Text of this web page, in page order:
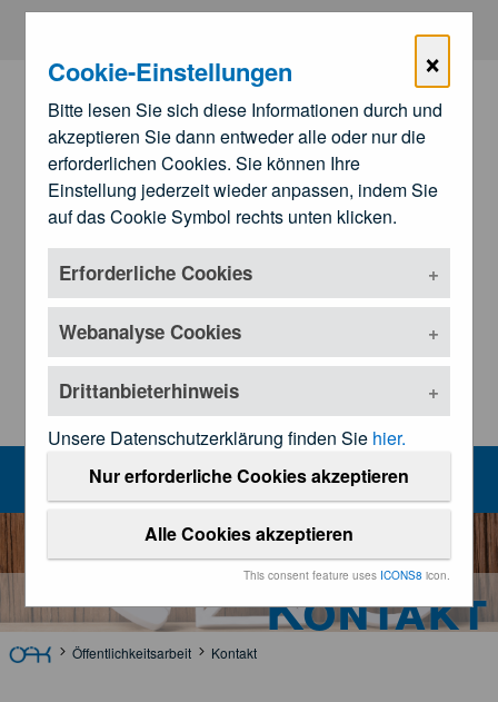
×
Cookie-Einstellungen
Bitte lesen Sie sich diese Informationen durch und
akzeptieren Sie dann entweder alle oder nur die
erforderlichen Cookies. Sie können Ihre
Einstellung jederzeit wieder anpassen, indem Sie
auf das Cookie Symbol rechts unten klicken.
Erforderliche Cookies
Webanalyse Cookies
Drittanbieterhinweis
Unsere Datenschutzerklärung finden Sie hier.
Nur erforderliche Cookies akzeptieren
Alle Cookies akzeptieren
This consent feature uses ICONS8 icon.
Zum Hauptinhalt springen
Zu den
Landesärztekammern
Kontakt
MENU
Kontakt
Öffentlichkeitsarbeit Kontakt